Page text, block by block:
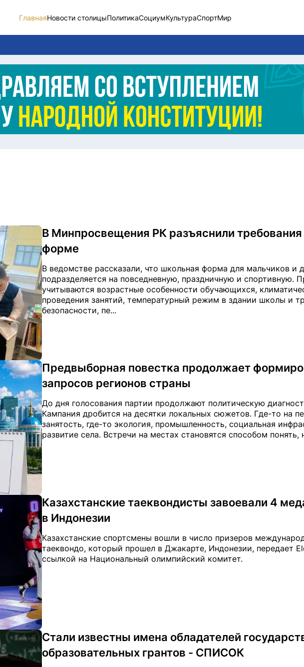
ГлавнаяНовости столицыПолитикаСоциумКультураСпортМир
Новости столицы
Политика
Социум
Экономика
Спорт
Культура
В Минпросвещения РК разъяснили
форме
В ведомстве рассказали, что школьная форма для мальчиков и
подразделяется на повседневную, праздничную и спортивную.
учитываются возрастные особенности обучающихся,
проведения занятий, температурный режим в здании школы и
безопасности, пе...
Предвыборная повестка продолжает
запросов регионов страны
До дня голосования партии продолжают политическую
Кампания дробится на десятки локальных сюжетов. Где-то на
занятость, где-то экология, промышленность, социальная
развитие села. Встречи на местах становятся способом понять,
Казахстанские таеквондисты завоевали 4
в Индонезии
Казахстанские спортсмены вошли в число призеров
таеквондо, который прошел в Джакарте, Индонезии, передает
ссылкой на Национальный олимпийский комитет.
Стали известны имена обладателей
образовательных грантов - СПИСОК